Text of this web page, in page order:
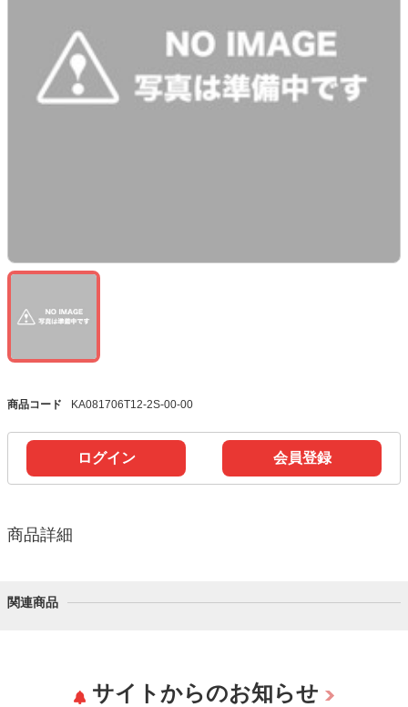
商品コード KA081706T12-2S-00-00
ログイン 会員登録
商品詳細
関連商品
サイトからのお知らせ